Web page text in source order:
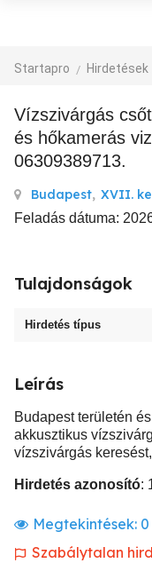
Startapro Hirdetések
Vízszivárgás csőtörés bemérés, akkusztikus
és hőkamerás
06309389713.
Budapest, XVII.
Feladás dátuma:
Tulajdonságok
Hirdetés típus
Leírás
Budapest területén
akkusztikus
vízszivárgás
Hirdetés azonosító:
Megtekintések: 0
Szabálytalan